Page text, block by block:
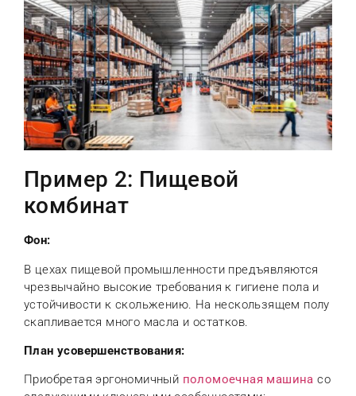
Пример 2: Пищевой
комбинат
Фон:
В цехах пищевой промышленности предъявляются
чрезвычайно высокие требования к гигиене пола и
устойчивости к скольжению. На нескользящем полу
скапливается много масла и остатков.
План усовершенствования:
Приобретая эргономичный поломоечная машина со